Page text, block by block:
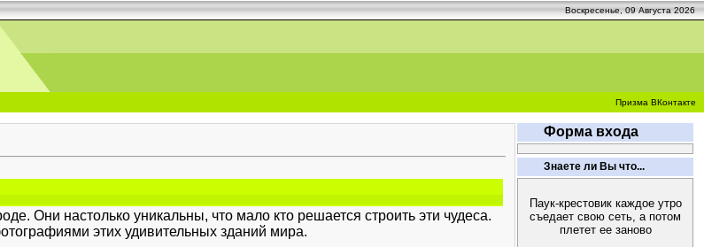
Воскресенье, 09 Августа 2026
Призма ВКонтакте
Они настолько уникальны, что мало кто решается строить эти чудеса.
этих удивительных зданий мира.
Форма входа
Знаете ли Вы что...
Паук-крестовик каждое утро
съедает свою сеть, а потом
плетет ее заново